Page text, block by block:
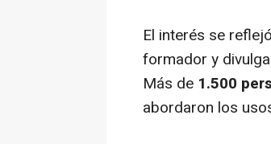
El interés se
formador y
Más de 1.500
abordaron los